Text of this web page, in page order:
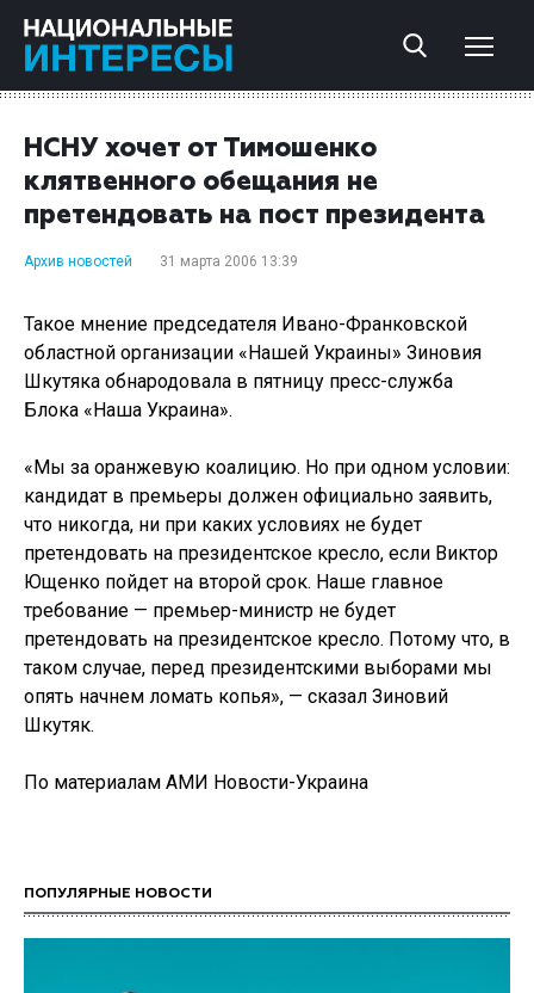
НСНУ хочет от Тимошенко
клятвенного обещания не
претендовать на пост президента
Архив новостей 31 марта 2006 13:39
Такое мнение председателя Ивано-Франковской
областной организации «Нашей Украины» Зиновия
Шкутяка обнародовала в пятницу пресс-служба
Блока «Наша Украина».
«Мы за оранжевую коалицию. Но при одном условии:
кандидат в премьеры должен официально заявить,
что никогда, ни при каких условиях не будет
претендовать на президентское кресло, если Виктор
Ющенко пойдет на второй срок. Наше главное
требование — премьер-министр не будет
претендовать на президентское кресло. Потому что, в
таком случае, перед президентскими выборами мы
опять начнем ломать копья», — сказал Зиновий
Шкутяк.
По материалам АМИ Новости-Украина
ПОПУЛЯРНЫЕ НОВОСТИ